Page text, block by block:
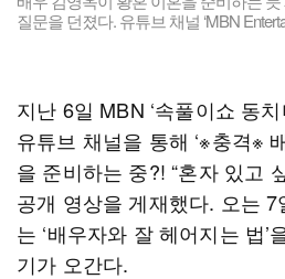
질문을 던졌다. 유튜브 채널 ‘MBN
지난 6일 MBN ‘속풀이쇼 동
유튜브 채널을 통해 ‘※충격※
을 준비하는 중?! “혼자 있고
공개 영상을 게재했다. 오는
는 ‘배우자와 잘 헤어지는 법
기가 오간다.